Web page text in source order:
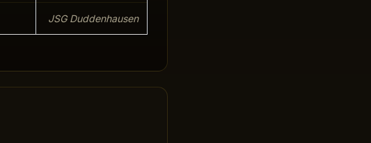
JSG Duddenhausen